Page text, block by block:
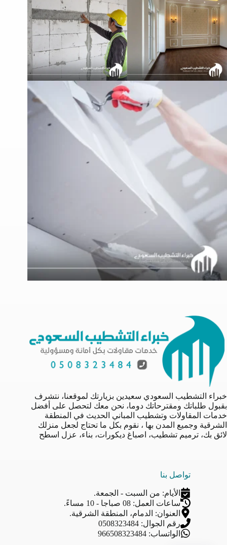
خبراء التشطيب السعودي سعيدين بزيارتك لموقعنا، نتشرف
بقبول طلباتك ومقترحاتك دوما، نحن معك لتحصل على أفضل
خدمات المقاولات وتشطيب المباني الحديث في المنطقة
الشرقية وجميع المدن بها ، نقوم بكل ما تحتاج لجعل منزلك
لائق بك، ترميم تشطيب، اصباغ ديكورات، بناء، عزل اسطح
تواصل بنا
الأيام: من السبت - الجمعة.
ساعات العمل: 08 صباجا - 10 مساءً.
العنوان: الدمام، المنطقة الشرقية.
رقم الجوال: 0508323484
الواتساب: 966508323484